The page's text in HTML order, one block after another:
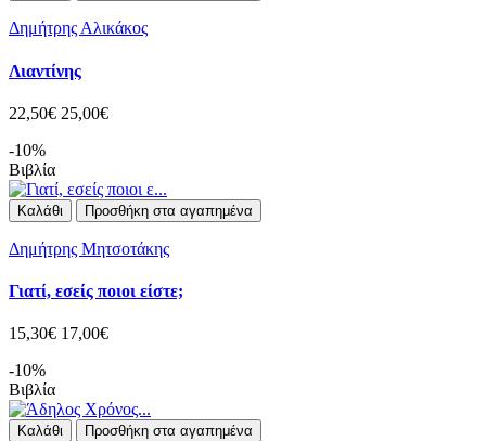
Δημήτρης Αλικάκος
Λιαντίνης
22,50€ 25,00€
-10%
Βιβλία
Καλάθι Προσθήκη στα αγαπημένα
Δημήτρης Μητσοτάκης
Γιατί, εσείς ποιοι είστε;
15,30€ 17,00€
-10%
Βιβλία
Καλάθι Προσθήκη στα αγαπημένα